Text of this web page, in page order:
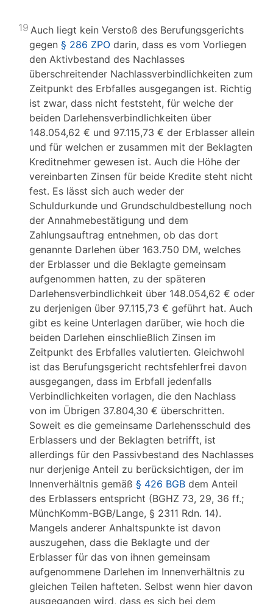
19 Auch liegt kein Verstoß des Berufungsgerichts
gegen § 286 ZPO darin, dass es vom Vorliegen
den Aktivbestand des Nachlasses
überschreitender Nachlassverbindlichkeiten zum
Zeitpunkt des Erbfalles ausgegangen ist. Richtig
ist zwar, dass nicht feststeht, für welche der
beiden Darlehensverbindlichkeiten über
148.054,62 € und 97.115,73 € der Erblasser allein
und für welchen er zusammen mit der Beklagten
Kreditnehmer gewesen ist. Auch die Höhe der
vereinbarten Zinsen für beide Kredite steht nicht
fest. Es lässt sich auch weder der
Schuldurkunde und Grundschuldbestellung noch
der Annahmebestätigung und dem
Zahlungsauftrag entnehmen, ob das dort
genannte Darlehen über 163.750 DM, welches
der Erblasser und die Beklagte gemeinsam
aufgenommen hatten, zu der späteren
Darlehensverbindlichkeit über 148.054,62 € oder
zu derjenigen über 97.115,73 € geführt hat. Auch
gibt es keine Unterlagen darüber, wie hoch die
beiden Darlehen einschließlich Zinsen im
Zeitpunkt des Erbfalles valutierten. Gleichwohl
ist das Berufungsgericht rechtsfehlerfrei davon
ausgegangen, dass im Erbfall jedenfalls
Verbindlichkeiten vorlagen, die den Nachlass
von im Übrigen 37.804,30 € überschritten.
Soweit es die gemeinsame Darlehensschuld des
Erblassers und der Beklagten betrifft, ist
allerdings für den Passivbestand des Nachlasses
nur derjenige Anteil zu berücksichtigen, der im
Innenverhältnis gemäß § 426 BGB dem Anteil
des Erblassers entspricht (BGHZ 73, 29, 36 ff.;
MünchKomm-BGB/Lange, § 2311 Rdn. 14).
Mangels anderer Anhaltspunkte ist davon
auszugehen, dass die Beklagte und der
Erblasser für das von ihnen gemeinsam
aufgenommene Darlehen im Innenverhältnis zu
gleichen Teilen hafteten. Selbst wenn hier davon
ausgegangen wird, dass es sich bei dem